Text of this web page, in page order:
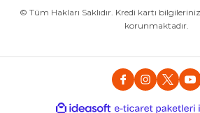
© Tüm Hakları Saklıdır. Kredi kartı
korunmaktadır.
ideasoft e-